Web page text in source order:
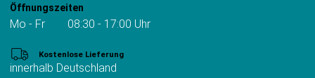
Öffnungszeiten
Mo - Fr 08:30 - 17:00 Uhr
Kostenlose Lieferung
innerhalb Deutschland